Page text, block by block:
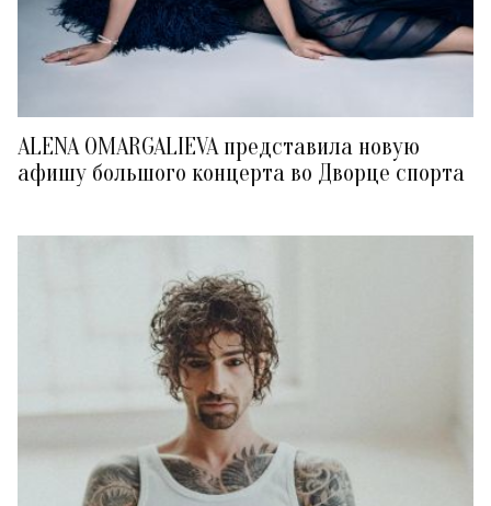
ALENA OMARGALIEVA представила новую
афишу большого концерта во Дворце спорта